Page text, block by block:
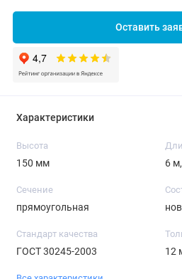
Оставить
Характеристики
Высота
150 мм 6
Сечение
прямоугольная
Стандарт качества
ГОСТ 30245-2003 12